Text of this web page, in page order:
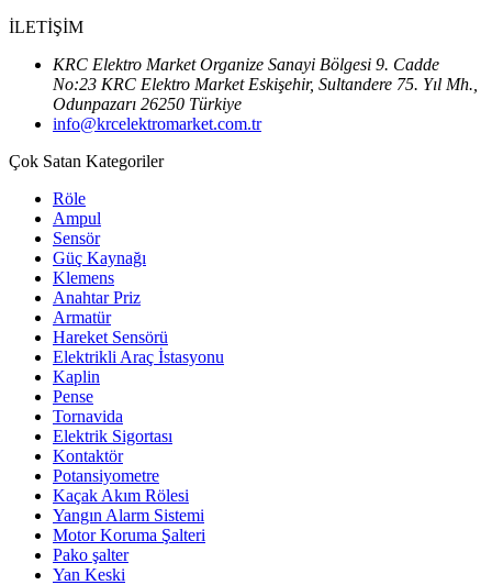
İLETİŞİM
KRC Elektro Market Organize Sanayi Bölgesi 9. Cadde
No:23 KRC Elektro Market Eskişehir, Sultandere 75. Yıl Mh.,
Odunpazarı 26250 Türkiye
info@krcelektromarket.com.tr
Çok Satan Kategoriler
Röle
Ampul
Sensör
Güç Kaynağı
Klemens
Anahtar Priz
Armatür
Hareket Sensörü
Elektrikli Araç İstasyonu
Kaplin
Pense
Tornavida
Elektrik Sigortası
Kontaktör
Potansiyometre
Kaçak Akım Rölesi
Yangın Alarm Sistemi
Motor Koruma Şalteri
Pako şalter
Yan Keski